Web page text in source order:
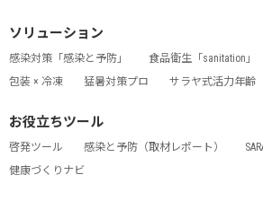
ソリューション
感染対策「感染と予防」 食品衛生「sanitation」
包装 × 冷凍
猛暑対策プロ サラヤ式活力年齢
お役立ちツール
啓発ツール 感染と予防（取材レポート）
健康づくりナビ